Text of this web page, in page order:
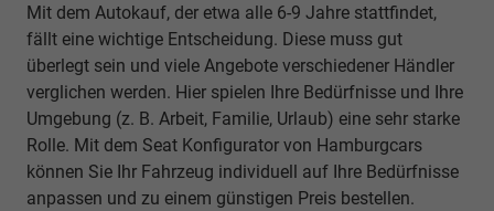
Mit dem Autokauf, der etwa alle 6-9 Jahre stattfindet,
fällt eine wichtige Entscheidung. Diese muss gut
überlegt sein und viele Angebote verschiedener Händler
verglichen werden. Hier spielen Ihre Bedürfnisse und Ihre
Umgebung (z. B. Arbeit, Familie, Urlaub) eine sehr starke
Rolle. Mit dem Seat Konfigurator von Hamburgcars
können Sie Ihr Fahrzeug individuell auf Ihre Bedürfnisse
anpassen und zu einem günstigen Preis bestellen.